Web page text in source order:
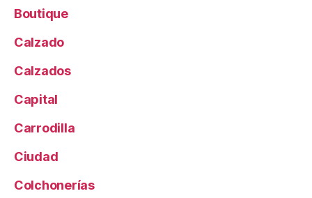
Boutique
Calzado
Calzados
Capital
Carrodilla
Ciudad
Colchonerías